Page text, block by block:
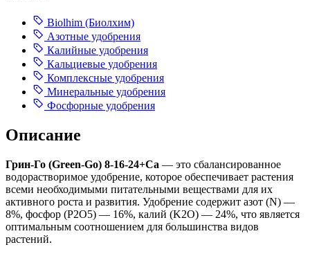
Biolhim (Биолхим)
Азотные удобрения
Калийные удобрения
Кальциевые удобрения
Комплексные удобрения
Минеральные удобрения
Фосфорные удобрения
Описание
Грин-Го (Green-Go) 8-16-24+Ca — это сбалансированное
водорастворимое удобрение, которое обеспечивает растения
всеми необходимыми питательными веществами для их
активного роста и развития. Удобрение содержит азот (N) —
8%, фосфор (P2O5) — 16%, калий (K2O) — 24%, что является
оптимальным соотношением для большинства видов
растений.